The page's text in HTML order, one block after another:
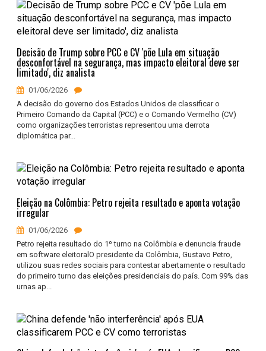
Decisão de Trump sobre PCC e CV 'põe Lula em situação
desconfortável na segurança, mas impacto eleitoral deve ser
limitado', diz analista
01/06/2026
A decisão do governo dos Estados Unidos de classificar o
Primeiro Comando da Capital (PCC) e o Comando Vermelho (CV)
como organizações terroristas representou uma derrota
diplomática par...
Eleição na Colômbia: Petro rejeita resultado e aponta votação
irregular
01/06/2026
Petro rejeita resultado do 1º turno na Colômbia e denuncia fraude
em software eleitoralO presidente da Colômbia, Gustavo Petro,
utilizou suas redes sociais para contestar abertamente o resultado
do primeiro turno das eleições presidenciais do país. Com 99% das
urnas ap...